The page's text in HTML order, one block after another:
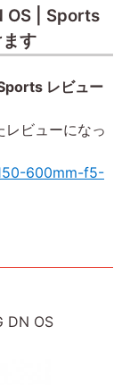
OS | Sports
す
レビュー
レビューになっ
600mm-f5-
DN OS